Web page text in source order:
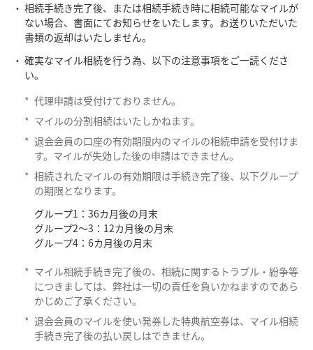
相続手続き完了後、または相続手続き時に相続可能なマイルが
ない場合、書面にてお知らせをいたします。お送りいただいた
書類の返却はいたしません。
確実なマイル相続を行う為、以下の注意事項をご一読くださ
い。
* 代理申請は受付けておりません。
* マイルの分割相続はいたしかねます。
* 退会会員の口座の有効期限内のマイルの相続申請を受付けま
す。マイルが失効した後の申請はできません。
* 相続されたマイルの有効期限は手続き完了後、以下グループ
の期限となります。
グループ1：36カ月後の月末
グループ2～3：12カ月後の月末
グループ4：6カ月後の月末
* マイル相続手続き完了後の、相続に関するトラブル・紛争等
につきましては、弊社は一切の責任を負いかねますのであら
かじめご了承ください。
* 退会会員のマイルを使い発券した特典航空券は、マイル相続
手続き完了後の払い戻しはできません。